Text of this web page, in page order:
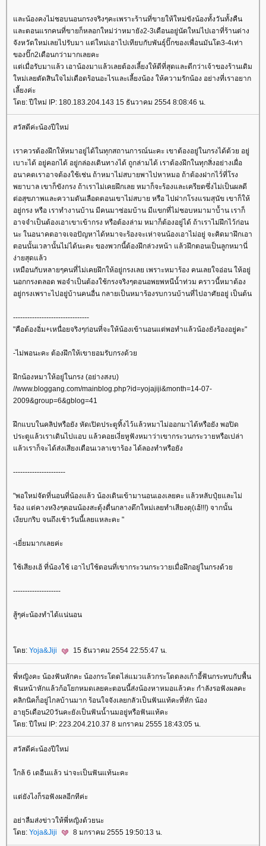
ละน้องคงไม่ชอบนอนกรงจริงๆคะเพราะร้านที่ขายให้ใหม่ขังน้องทั้งวันทั้งคืน
ละตอนแรกคนที่ขายก็หลอกใหม่ว่าหมายัง2-3เดือนอยู่นัดใหม่ไปเอาที่ร้านต่าง
จังหวัดใหม่เลยไปรับมา แต่ใหม่เอาไปเทียบกับพันธุ์ปั๊กของเพื่อนมันโต3-4เท่า
ของปั๊ก2เดือนกว่ามากเลยคะ
ต่เมื่อรับมาแล้ว เอาน้องมาแล้วเลยต้องเลี้ยงให้ดีที่สุดและดีกว่าเจ้าของร้านเดิม
หม่เลยตัดสินใจไม่เดือดร้อนอะไรและเลี้ยงน้อง ให้ความรักน้อง อย่างที่เราอยาก
เลี้ยงค่ะ
ดย: ปีใหม่ IP: 180.183.204.143 15 ธันวาคม 2554 8:08:46 น.
สวัสดีค่ะน้องปีใหม่
เราควรต้องฝึกให้หมาอยู่ได้ในทุกสถานการณ์นะคะ เขาต้องอยู่ในกรงได้ด้วย อยู่
เบาะได้ อยู่คอกได้ อยู่กล่องเดินทางได้ ถูกล่ามได้ เราต้องฝึกในทุกสิ่งอย่างเผื่อ
อนาคตเราอาจต้องใช้เช่น ถ้าหมาไม่สบายพาไปหาหมอ ถ้าต้องฝากไว้่ที่โรง
พยาบาล เขาก็ขังกรง ถ้าเราไม่เคยฝึกเลย หมาก็จะร้องและเครียดซึ่งไม่เป็นผลดี
ต่อสุขภาพและความดันเลือดตอนเขาไม่สบาย หรือ ไปฝากโรงแรมสุนัข เขาก็ให้
อยู่กรง หรือ เราทำงานบ้าน มีคนมาซ่อมบ้าน มีแขกที่ไม่ชอบหมามาบ้้าน เราก็
อาจจำเป็นต้องเอาเขาเข้ากรง หรือต้องล่าม หมาก็ต้องอยู่ได้ ถ้าเราไม่ฝึกไว้ก่อน
นะ ในอนาคตอาจเจอปัญหาได้หมาจะร้องจะเห่าจนน้องเอาไม่อยู่ จะคิดมาฝึกเอา
ตอนนั้นเวลานั้นไม่ได้นะคะ ของพวกนี้ต้องฝึกล่วงหน้า แล้วฝึกตอนเป็นลูกหมานี่
ง่ายสุดแล้ว
เหมือนกับหลายๆคนที่ไม่เคยฝึกให้อยู่กรงเลย เพราะหมาร้อง คนเลยใจอ่อน ให้อยู่
นอกกรงตลอด พอจำเป็นต้องใช้กรงจริงๆตอนอพยพหนีน้ำท่วม คราวนี้หมาต้อง
อยู่กรงเพราะไปอยู่บ้านคนอื่น กลายเป็นหมาร้องรบกวนบ้านที่ไปอาศัยอยู่ เป็นต้น
--------------------------------
"คือต้องอิ่ม+เหนื่อยจริงๆก่อนที่จะให้น้องเข้านอนแต่พอทำแล้วน้องยังร้องอยู่คะ"
-ไม่พอนะคะ ต้องฝึกให้เขายอมรับกรงด้ว
ฝึกน้องหมาให้อยู่ในกรง (อย่างสงบ)
//www.bloggang.com/mainblog.php?id=yojajiji&month=14-07-
2009&group=6&gblog=41
ฝึกแบบในคลิปหรือยัง หัดเปิดประตูทิ้งไว้แล้วหมาไม่ออกมาได้หรือยัง พอปิด
ประตูแล้วเราเดินไปแอบ แล้วคอยเงี่ยหูฟังหมาว่าเขากระวนกระวายหรือเปล่า
ล้วเราก็จะได้ส่งเสียงเตือนเวลาเขาร้อง ได้ลองทำหรือยัง
----------------------
"พอใหม่จัดที่นอนที่น้องแล้ว น้องเดินเข้ามานอนเองเลยคะ แล้วหลับปุ๋ยและไม่
ร้อง แต่คางหงิงๆตอนน้องสะดุ้งตื่นกลางดึกใหม่เลยทำเสียงดุ(เฮ้!!!) จากนั้น
เงียบกริบ จนถึงเช้าวันนี้เลยแหละคะ "
-เยี่ยมมากเลยค่ะ
ช้เสียงเฮ้ ที่น้องใช้ เอาไปใช้ตอนที่เขากระวนกระวายเมื่อฝึกอยู่ในกรงด้ว
--------------------
สู้ๆค่ะน้องทำได้แน่นอน
ดย: Yoja&Jiji 15 ธันวาคม 2554 22:55:47 น.
พี่หญิงคะ น้องฟันหักคะ น้องกระโดดไล่แมวแล้วกระโดดลงเก้าอี้ฟันกระทบกับพื้น
ฟันหน้าหักแล้วก้อโยกหมดเลยคะตอนนี้ส่งน้องหาหมอแล้วคะ กำลังรอฟังผลคะ
คลิกนิคก็อยู่ไกลบ้านมาก ร้อนใจจังเลยกลัวเป็นฟันแท้คะที่หัก น้อง
อายุ5เดือน20วันคะยังเป็นฟันน้ำนมอยู่หรือฟันแท้คะ
ดย: ปีใหม่ IP: 223.204.210.37 8 มกราคม 2555 18:43:05 น.
สวัสดีค่ะน้องปีใหม่
กล้ 6 เดอืนแล้ว น่าจะเป็นฟันแท้นะคะ
ต่ยังไงก็รอฟังผลอีกทีค่ะ
อย่าลืมส่งข่าวให้พี่หญิงด้วยนะ
ดย: Yoja&Jiji 8 มกราคม 2555 19:50:13 น.